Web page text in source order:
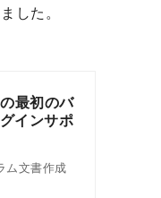
した。
最初のバ
インサポ
ム文書作成